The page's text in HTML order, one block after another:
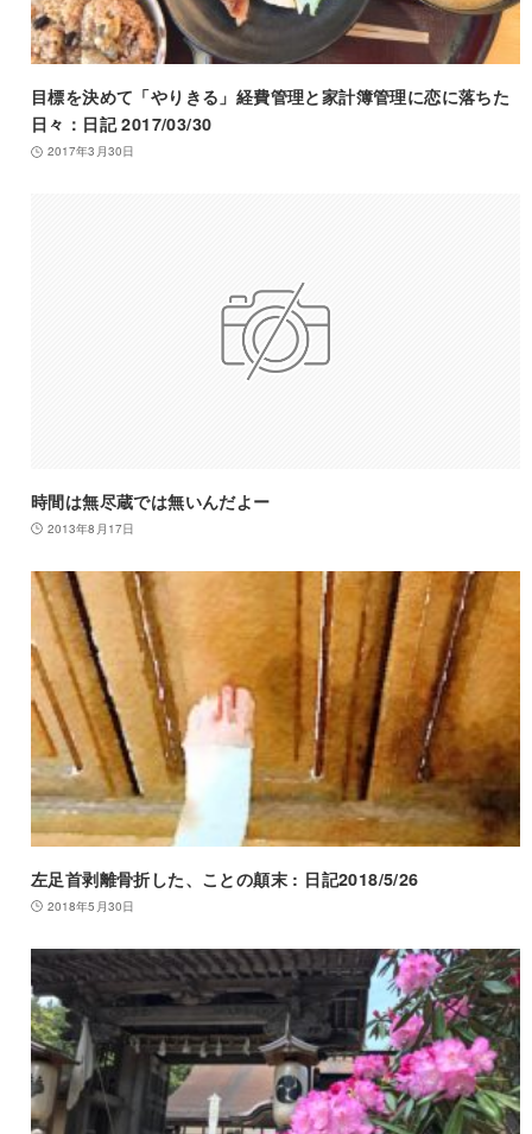
目標を決めて「やりきる」経費管理と家計簿管理に恋に落ちた
日々：日記 2017/03/30
2017年3月30日
時間は無尽蔵では無いんだよー
2013年8月17日
左足首剥離骨折した、ことの顛末 : 日記2018/5/26
2018年5月30日